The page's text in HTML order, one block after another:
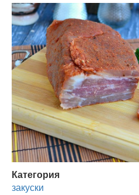
Категория
закуски